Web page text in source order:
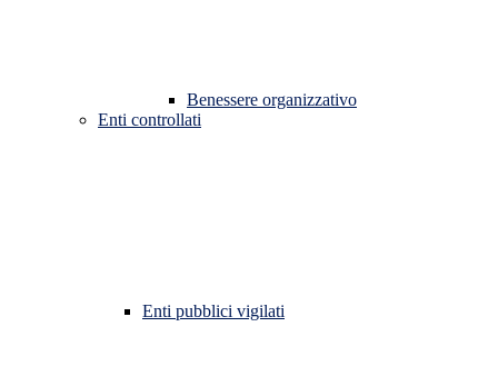
Benessere organizzativo
Enti controllati
Enti pubblici vigilati